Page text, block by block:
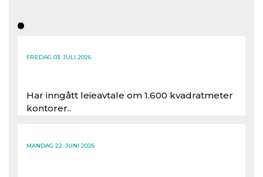
FREDAG 03. JULI 2026
Har inngått leieavtale om 1.600 kvadratmeter
kontorer..
MANDAG 22. JUNI 2026